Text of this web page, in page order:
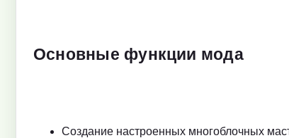
Основные функции мода
Создание настроенных многоблочных